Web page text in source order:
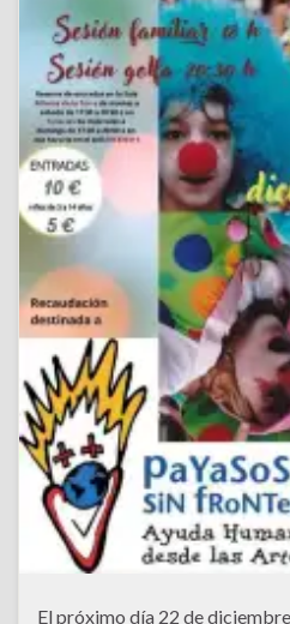
El próximo día 22 de